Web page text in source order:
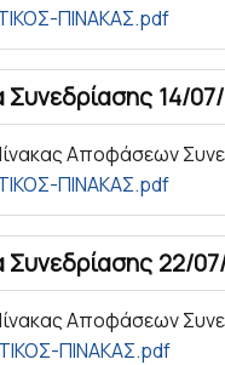
ΠΙΝΑΚΑΣ.pdf
Συνεδρίασης 14/
Αποφάσεων
ΠΙΝΑΚΑΣ.pdf
Συνεδρίασης 22/
Αποφάσεων
ΠΙΝΑΚΑΣ.pdf